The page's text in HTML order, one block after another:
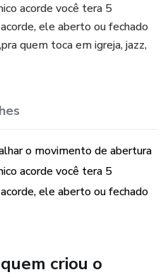
acorde você tera 5
ele aberto ou fechado
quem toca em igreja, jazz,
o movimento de abertura
acorde você tera 5
ele aberto ou fechado
criou o